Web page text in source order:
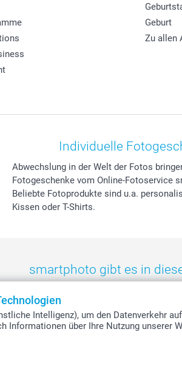
Intelligenz), um den Datenverkehr
über Ihre Nutzung unserer
Geburt
Zu allen
Individuelle
Abwechslung in der Welt der Fotos
Fotogeschenke vom Online-Fotoservice
Beliebte Fotoprodukte sind u.a.
Kissen oder T-Shirts.
smartphoto gibt es in